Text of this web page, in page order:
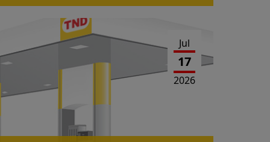
Westerwaldstr.2a ist wieder in
Jul
17
2026